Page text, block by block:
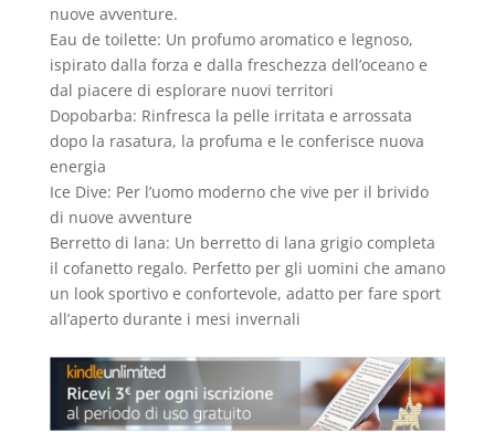
nuove avventure.
Eau de toilette: Un profumo aromatico e legnoso,
ispirato dalla forza e dalla freschezza dell’oceano e
dal piacere di esplorare nuovi territori
Dopobarba: Rinfresca la pelle irritata e arrossata
dopo la rasatura, la profuma e le conferisce nuova
energia
Ice Dive: Per l’uomo moderno che vive per il brivido
di nuove avventure
Berretto di lana: Un berretto di lana grigio completa
il cofanetto regalo. Perfetto per gli uomini che amano
un look sportivo e confortevole, adatto per fare sport
all’aperto durante i mesi invernali